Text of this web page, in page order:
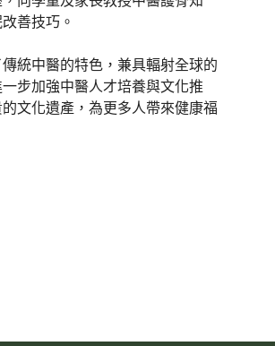
善技巧。
統中醫的特色，兼具輻射全球的
步加強中醫人才培養與文化推
文化遺產，為更多人帶來健康福